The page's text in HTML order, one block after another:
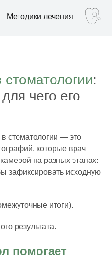
Методики лечения
:
чего его
стоматологии — это
которые врач
на разных этапах:
зафиксировать исходную
итоги).
результата.
помогает